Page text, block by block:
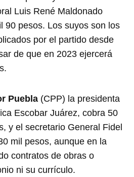
Luis René Maldonado
90 pesos. Los suyos son los
por el partido desde
de que en 2023 ejercerá
Puebla (CPP) la presidenta
Escobar Juárez, cobra 50
y el secretario General Fidel
mil pesos, aunque en la
contratos de obras o
ni su currículo.